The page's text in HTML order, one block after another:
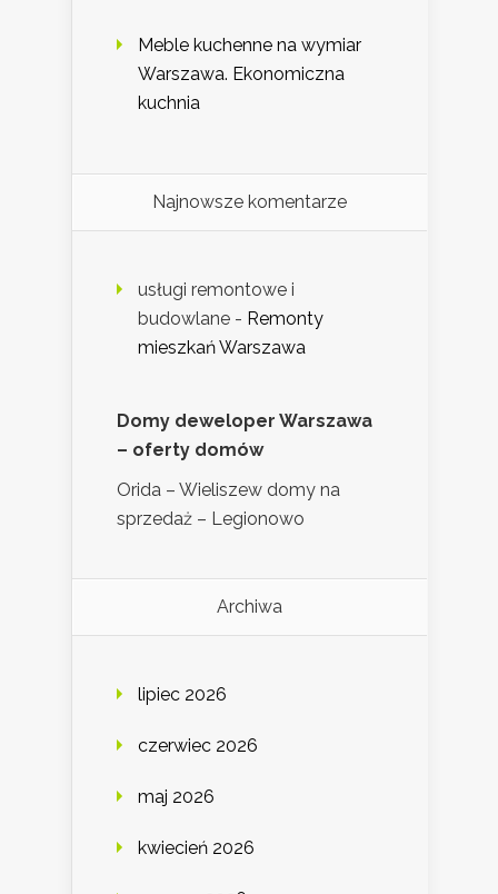
Meble kuchenne na wymiar
Warszawa. Ekonomiczna
kuchnia
Najnowsze komentarze
usługi remontowe i
budowlane - Remonty
mieszkań Warszawa
Domy deweloper Warszawa
– oferty domów
Orida – Wieliszew domy na
sprzedaż – Legionowo
Archiwa
lipiec 2026
czerwiec 2026
maj 2026
kwiecień 2026